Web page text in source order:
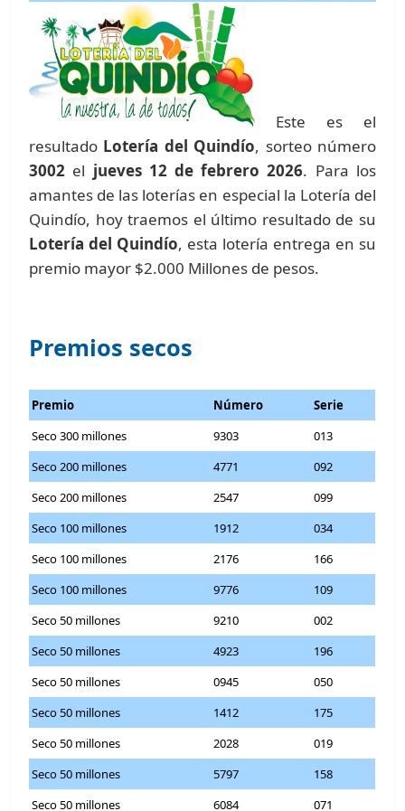
Este es el
resultado Lotería del Quindío, sorteo número
3002 el jueves 12 de febrero 2026. Para los
amantes de las loterías en especial la Lotería del
Quindío, hoy traemos el último resultado de su
Lotería del Quindío, esta lotería entrega en su
premio mayor $2.000 Millones de pesos.
Premios secos
Premio Número
Serie
Seco 300 millones
9303
013
Seco 200 millones
4771
092
Seco 200 millones
2547
099
Seco 100 millones
1912
034
Seco 100 millones
2176
166
Seco 100 millones
9776
109
Seco 50 millones
9210
002
Seco 50 millones
4923
196
Seco 50 millones
0945
050
Seco 50 millones
1412
175
Seco 50 millones
2028
019
Seco 50 millones
5797
158
Seco 50 millones
6084
071